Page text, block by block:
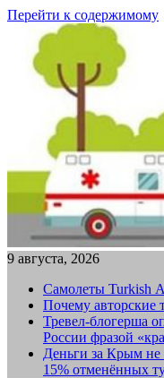
Перейти к содержимому
9 августа, 2026
Самолеты Turkish
Почему авторские
Тревел-блогерша
России фразой
Деньги за Крым не
15% отменённых